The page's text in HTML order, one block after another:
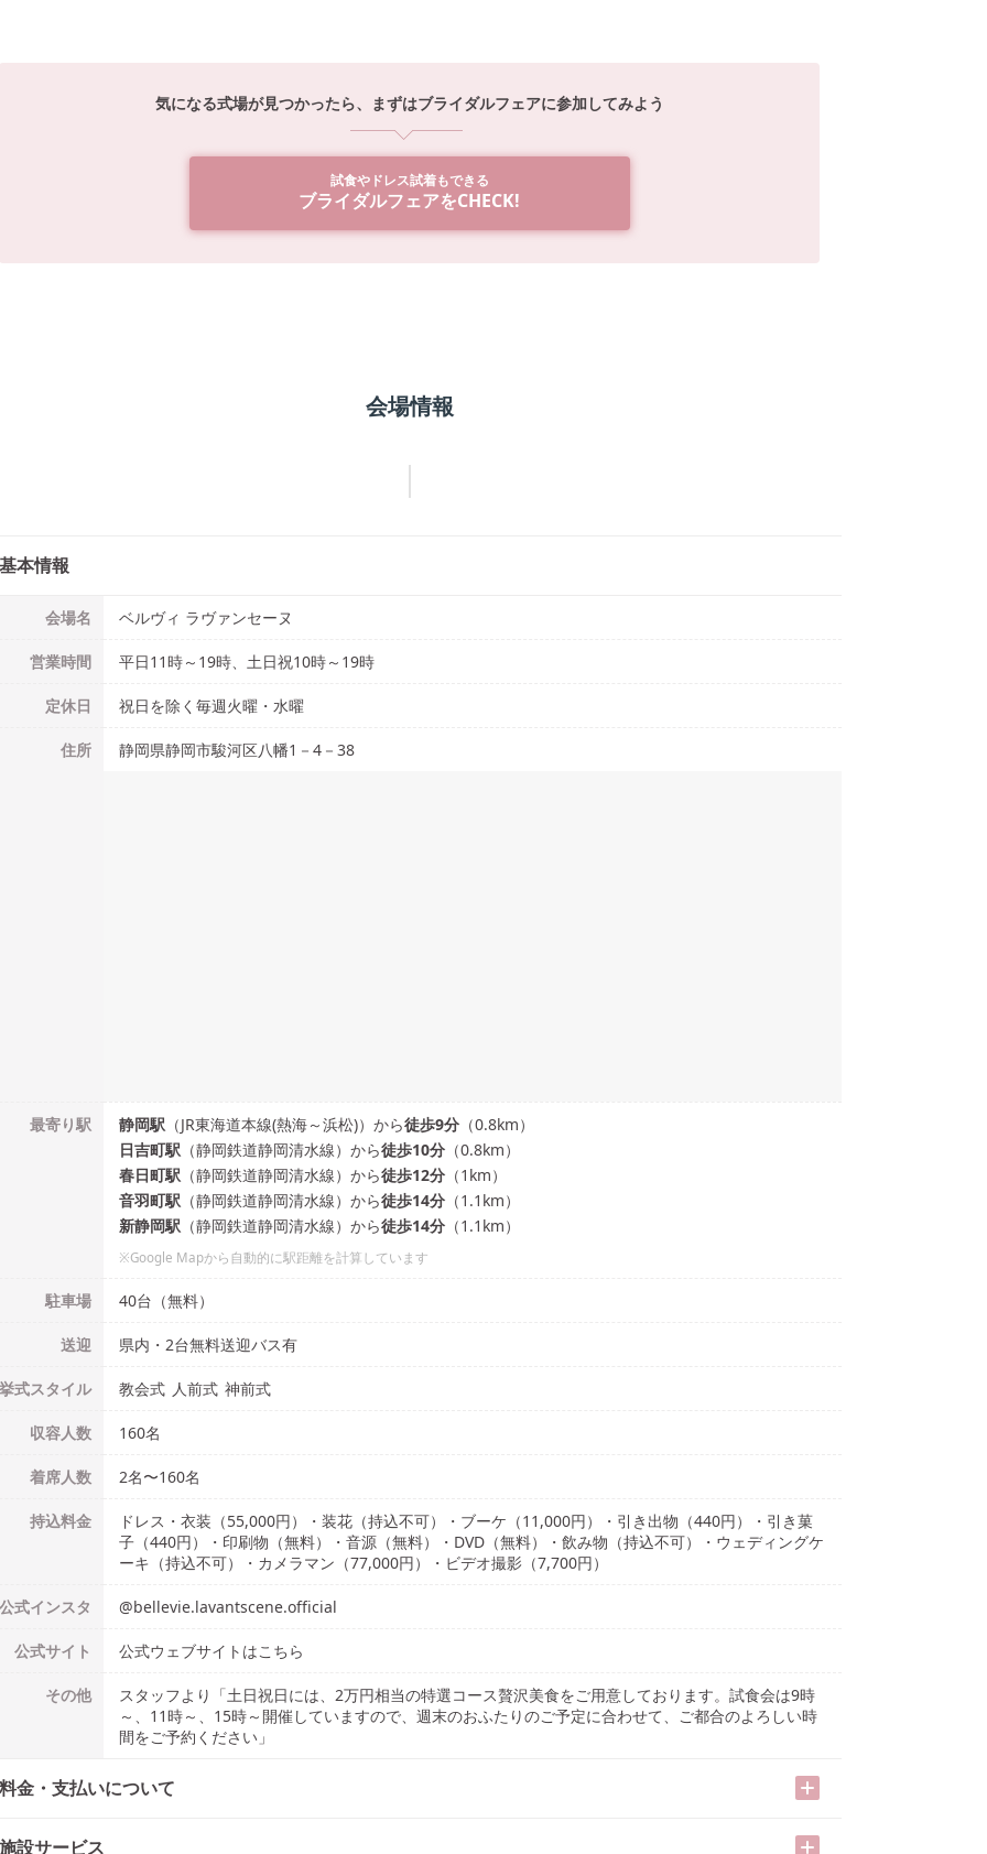
気になる式場が見つかったら、 まずはブライダルフェアに参加してみよう
試食やドレス試着もできる
ブライダルフェアをCHECK!
会場情報
基本情報
会場名 ベルヴィ ラヴァンセーヌ
営業時間 平日11時～19時、土日祝10時～19時
定休日 祝日を除く毎週火曜・水曜
住所 静岡県静岡市駿河区八幡1－4－38
最寄り駅 静岡駅 （JR東海道本線(熱海～浜松)） から徒歩9分 （0.8km）
日吉町駅 （静岡鉄道静岡清水線） から徒歩10分 （0.8km）
春日町駅 （静岡鉄道静岡清水線） から徒歩12分 （1 km）
音羽町駅 （静岡鉄道静岡清水線） から徒歩14分 （1.1 km）
新静岡駅 （静岡鉄道静岡清水線） から徒歩14分 （1.1 km）
※Google Mapから自動的に駅距離を計算しています
駐車場 40台（無料）
送迎 県内・2台無料送迎バス有
挙式スタイル 教会式 人前式 神前式
収容人数 160名
着席人数 2名〜160名
持込料金
ドレス・衣装（55,000円）・装花（持込不可）・ブーケ（11,000円）・引き出物（440円）・引き菓
子（440円）・印刷物（無料）・音源（無料）・DVD（無料）・飲み物（持込不可）・ウェディングケ
ーキ（持込不可）・カメラマン（77,000円）・ビデオ撮影（7,700円）
公式インスタ @bellevie.lavantscene.official
公式サイト 公式ウェブサイトはこちら
その他
スタッフより「土日祝日には、2万円相当の特選コース贅沢美食をご用意しております。試食会は9時
～、11時～、15時～開催していますので、週末のおふたりのご予定に合わせて、ご都合のよろしい時
間をご予約ください」
料金・支払いについて
施設サービス